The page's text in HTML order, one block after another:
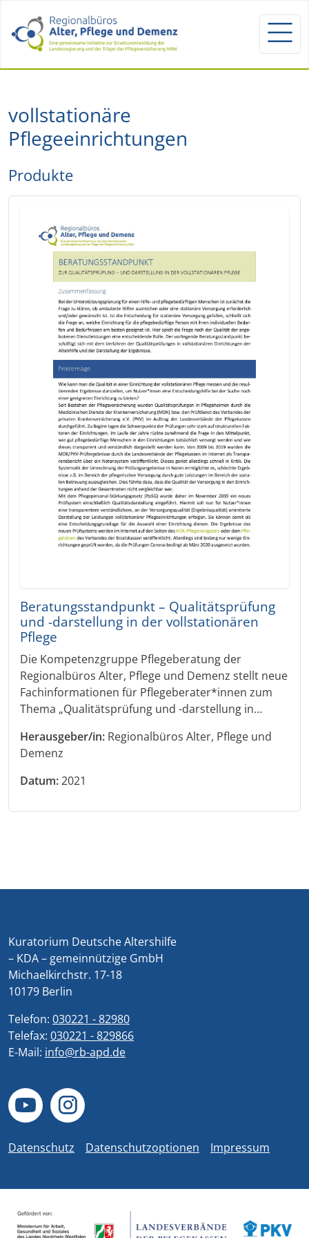
vollstationäre
Pflegeeinrichtungen
Produkte
Beratungsstandpunkt – Qualitätsprüfung
und -darstellung in der vollstationären
Pflege
Die Kompetenzgruppe Pflegeberatung der
Regionalbüros Alter, Pflege und Demenz stellt neue
Fachinformationen für Pflegeberater*innen zum
Thema „Qualitätsprüfung und -darstellung in…
Herausgeber/in: Regionalbüros Alter, Pflege und
Demenz
Datum:2021
Kuratorium Deutsche Altershilfe
– KDA – gemeinnützige GmbH
Michaelkirchstr. 17-18
10179 Berlin
Telefon: 030221 - 82980
Telefax: 030221 - 829866
E-Mail: info@rb-apd.de
Datenschutz Datenschutzoptionen Impressum